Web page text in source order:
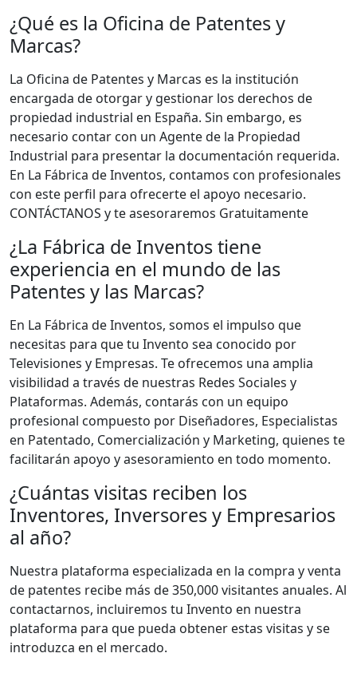
¿Qué es la Oficina de Patentes y
Marcas?
La Oficina de Patentes y Marcas es la institución
encargada de otorgar y gestionar los derechos de
propiedad industrial en España. Sin embargo, es
necesario contar con un Agente de la Propiedad
Industrial para presentar la documentación requerida.
En La Fábrica de Inventos, contamos con profesionales
con este perfil para ofrecerte el apoyo necesario.
CONTÁCTANOS y te asesoraremos Gratuitamente
¿La Fábrica de Inventos tiene
experiencia en el mundo de las
Patentes y las Marcas?
En La Fábrica de Inventos, somos el impulso que
necesitas para que tu Invento sea conocido por
Televisiones y Empresas. Te ofrecemos una amplia
visibilidad a través de nuestras Redes Sociales y
Plataformas. Además, contarás con un equipo
profesional compuesto por Diseñadores, Especialistas
en Patentado, Comercialización y Marketing, quienes te
facilitarán apoyo y asesoramiento en todo momento.
¿Cuántas visitas reciben los
Inventores, Inversores y Empresarios
al año?
Nuestra plataforma especializada en la compra y venta
de patentes recibe más de 350,000 visitantes anuales. Al
contactarnos, incluiremos tu Invento en nuestra
plataforma para que pueda obtener estas visitas y se
introduzca en el mercado.